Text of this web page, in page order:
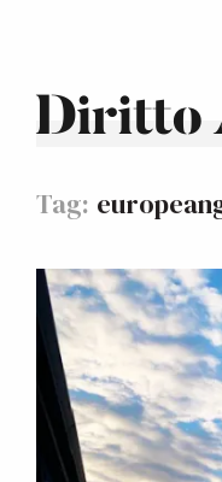
Diritto
Tag: